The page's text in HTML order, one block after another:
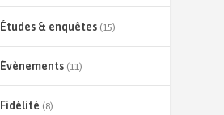
Études & enquêtes(15)
Évènements(11)
Fidélité (8)